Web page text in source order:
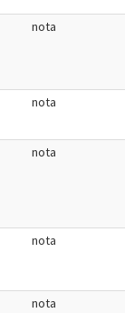
nota
nota
nota
nota
nota